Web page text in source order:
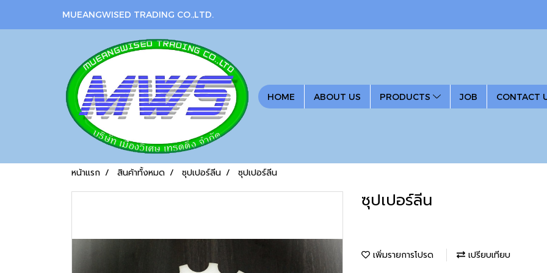
MUEANGWISED TRADING CO.,LTD.
HOME ABOUT US PRODUCTS JOB CONTACT
หน้าแรก สินค้าทั้งหมด ซุปเปอร์ลีน ซุปเปอร์ลีน
ซุปเปอร์ลีน
เพิ่มรายการโปรด เปรียบเทียบ